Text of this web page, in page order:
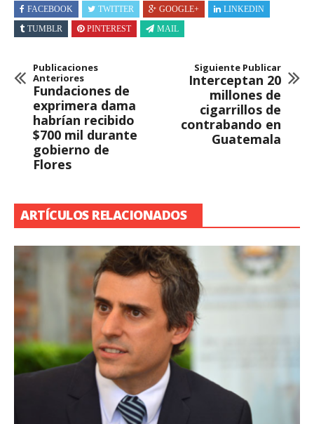
FACEBOOK TWITTER GOOGLE+
LINKEDIN
TUMBLR
PINTEREST MAIL
Publicaciones
Anteriores
Fundaciones de
exprimera dama
habrían recibido
$700 mil durante
gobierno de
Flores
Siguiente Publicar
Interceptan 20
millones de
cigarrillos de
contrabando en
Guatemala
ARTÍCULOS RELACIONADOS